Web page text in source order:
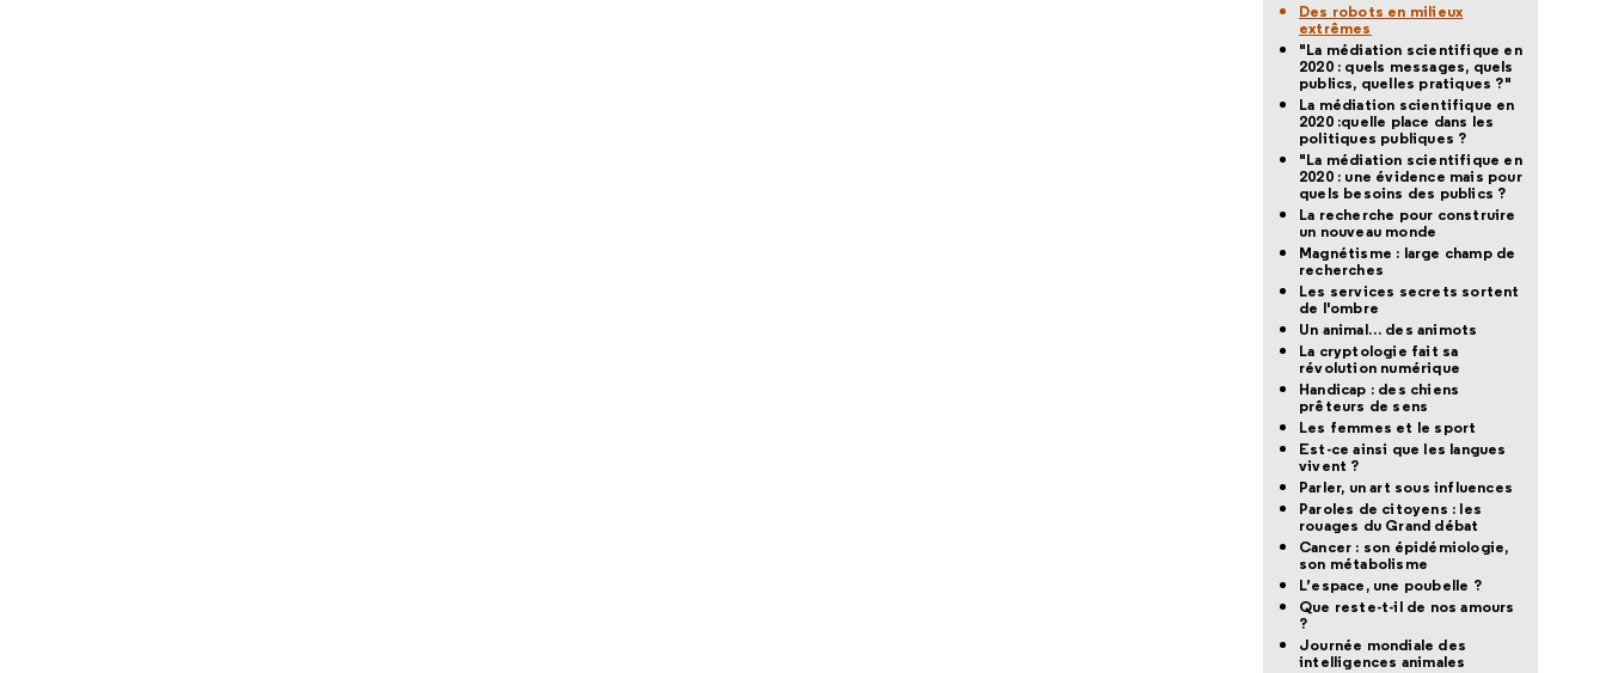
Des robots en milieux
extrêmes
"La médiation scientifique en
2020 : quels messages, quels
publics, quelles pratiques ?"
La médiation scientifique en
2020 :quelle place dans les
politiques publiques ?
"La médiation scientifique en
2020 : une évidence mais pour
quels besoins des publics ?
La recherche pour construire
un nouveau monde
Magnétisme : large champ de
recherches
Les services secrets sortent
de l'ombre
Un animal… des animots
La cryptologie fait sa
révolution numérique
Handicap : des chiens
prêteurs de sens
Les femmes et le sport
Est-ce ainsi que les langues
vivent ?
Parler, un art sous influences
Paroles de citoyens : les
rouages du Grand débat
Cancer : son épidémiologie,
son métabolisme
L’espace, une poubelle ?
Que reste-t-il de nos amours
?
Journée mondiale des
intelligences animales